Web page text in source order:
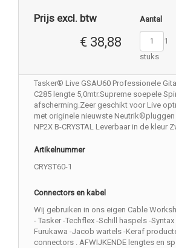
Prijs excl. btw
€ 38,88
Aantal
1
stuks
Tasker® Live GSAU60 Professionele
C285 lengte 5,0mtr.Supreme soepele
afscherming.Zeer geschikt voor Live
met originele nieuwste Neutrik®pluggen
NP2X B-CRYSTAL Leverbaar in de kleur
Artikelnummer
CRYST60-1
Connectors en kabel
Wij gebruiken in ons eigen Cable
- Tasker -Techflex -Schill haspels -
Furukawa -Jacob wartels -Keraf
connectors . AFWIJKENDE lengtes en